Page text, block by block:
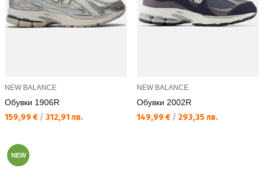
NEW BALANCE
Обувки 1906R
Текуща цена:
159,99 € / 312,91 лв.
NEW BALANCE
Обувки 2002R
Текуща цена:
149,99 € / 293,35 лв.
NEW